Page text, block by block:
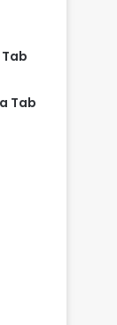
Tab